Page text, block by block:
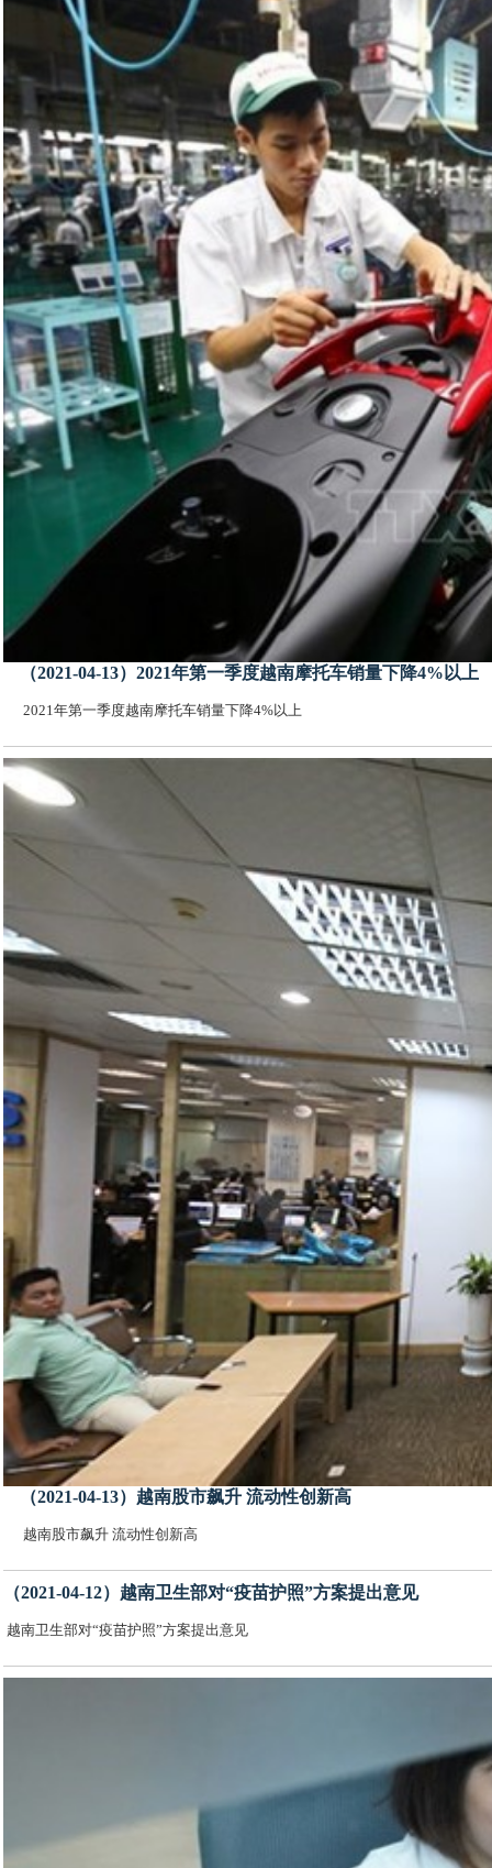
（2021-04-13）2021年第一季度越南摩托车销量下降4%以上
2021年第一季度越南摩托车销量下降4%以上
（2021-04-13）越南股市飙升 流动性创新高
越南股市飙升 流动性创新高
（2021-04-12）越南卫生部对“疫苗护照”方案提出意见
越南卫生部对“疫苗护照”方案提出意见